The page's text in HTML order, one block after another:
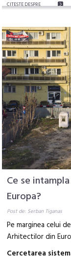
CITEŞTE DESPRE
Ce se
Europa?
Post de: Serban Tiganas
Pe marginea celui
Arhitectilor din
Cercetarea